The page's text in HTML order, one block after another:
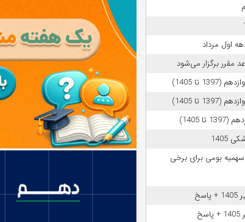
تا 1405)
سهمیه بومی برای برخی